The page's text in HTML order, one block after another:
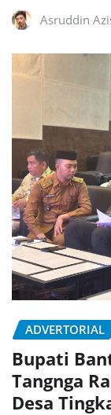
Asruddin
ADVERTORIAL
Bupati
Tangnga
Desa